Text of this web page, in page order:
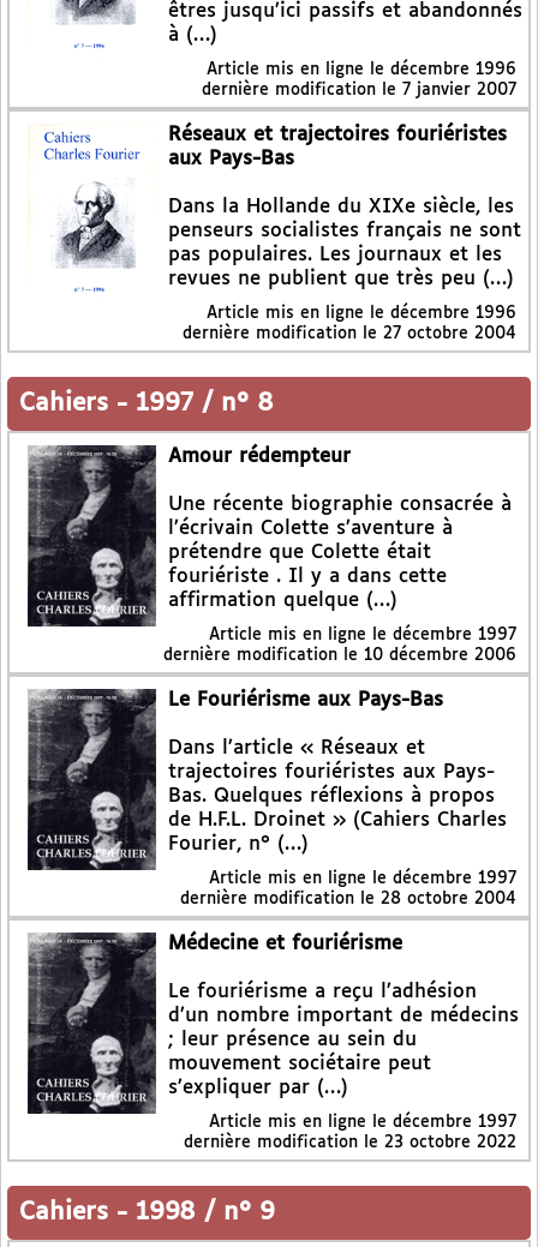
êtres jusqu’ici passifs et abandonnés
à (…)
Article mis en ligne le décembre 1996
dernière modification le 7 janvier 2007
Réseaux et trajectoires fouriéristes
aux Pays-Bas
Dans la Hollande du XIXe siècle, les
penseurs socialistes français ne sont
pas populaires. Les journaux et les
revues ne publient que très peu (…)
Article mis en ligne le décembre 1996
dernière modification le 27 octobre 2004
Cahiers - 1997 / n° 8
Amour rédempteur
Une récente biographie consacrée à
l’écrivain Colette s’aventure à
prétendre que Colette était
fouriériste . Il y a dans cette
affirmation quelque (…)
Article mis en ligne le décembre 1997
dernière modification le 10 décembre 2006
Le Fouriérisme aux Pays-Bas
Dans l’article « Réseaux et
trajectoires fouriéristes aux Pays-
Bas. Quelques réflexions à propos
de H.F.L. Droinet » (Cahiers Charles
Fourier, n° (…)
Article mis en ligne le décembre 1997
dernière modification le 28 octobre 2004
Médecine et fouriérisme
Le fouriérisme a reçu l’adhésion
d’un nombre important de médecins
; leur présence au sein du
mouvement sociétaire peut
s’expliquer par (…)
Article mis en ligne le décembre 1997
dernière modification le 23 octobre 2022
Cahiers - 1998 / n° 9